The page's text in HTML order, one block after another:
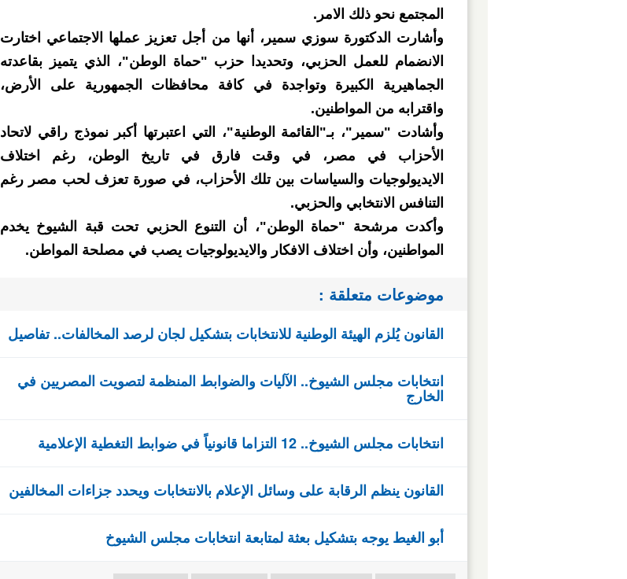
المجتمع نحو ذلك الامر.
وأشارت الدكتورة سوزي سمير، أنها من أجل تعزيز عملها الاجتماعي اختارت
الانضمام للعمل الحزبي، وتحديدا حزب "حماة الوطن"، الذي يتميز بقاعدته
الجماهيرية الكبيرة وتواجدة في كافة محافظات الجمهورية على الأرض،
واقترابه من المواطنين.
وأشادت "سمير"، بـ"القائمة الوطنية"، التي اعتبرتها أكبر نموذج راقي لاتحاد
الأحزاب في مصر، في وقت فارق في تاريخ الوطن، رغم اختلاف
الايديولوجيات والسياسات بين تلك الأحزاب، في صورة تعزف لحب مصر رغم
التنافس الانتخابي والحزبي.
وأكدت مرشحة "حماة الوطن"، أن التنوع الحزبي تحت قبة الشيوخ يخدم
المواطنين، وأن اختلاف الافكار والايديولوجيات يصب في مصلحة المواطن.
موضوعات متعلقة :
القانون يُلزم الهيئة الوطنية للانتخابات بتشكيل لجان لرصد المخالفات.. تفاصيل
انتخابات مجلس الشيوخ.. الآليات والضوابط المنظمة لتصويت المصريين في
الخارج
انتخابات مجلس الشيوخ.. 12 التزاما قانونياً في ضوابط التغطية الإعلامية
القانون ينظم الرقابة على وسائل الإعلام بالانتخابات ويحدد جزاءات المخالفين
أبو الغيط يوجه بتشكيل بعثة لمتابعة انتخابات مجلس الشيوخ